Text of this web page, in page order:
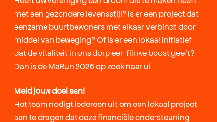
met een gezondere levensstijl? Is er een project dat
eenzame buurtbewoners met elkaar verbindt door
middel van beweging? Of is er een lokaal initiatief
dat de vitaliteit in ons dorp een flinke boost geeft?
Dan is de MaRun 2026 op zoek naar u!
Meld jouw doel aan!
Het team nodigt iedereen uit om een lokaal project
aan te dragen dat deze financiële ondersteuning